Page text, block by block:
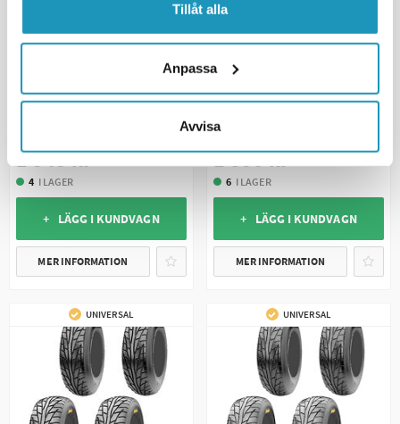
Tillåt alla
Anpassa
Avvisa
CST
1 545 kr
4 I LAGER
+ LÄGG I KUNDVAGN
MER INFORMATION
CST
6-Lagers E Märkt
1 850 kr
6 I LAGER
+ LÄGG I KUNDVAGN
MER INFORMATION
UNIVERSAL UNIVERSAL